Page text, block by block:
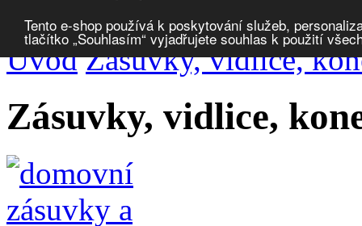
Tento e-shop používá k poskytování služeb,
tlačítko „Souhlasím“ vyjadřujete souhlas k použití
Porovnat produkty 0
Úvod Zásuvky, vidlice,
Zásuvky, vidlice,